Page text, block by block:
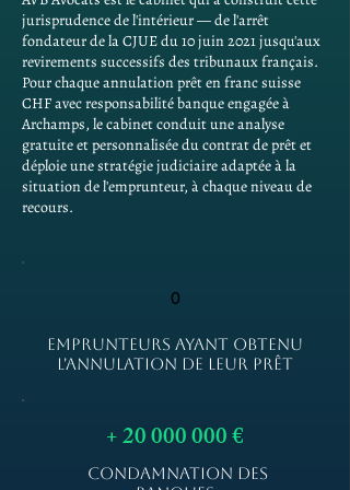
jurisprudence de l'intérieur — de l'arrêt
fondateur de la CJUE du 10 juin 2021 jusqu'aux
revirements successifs des tribunaux français.
Pour chaque annulation prêt en franc suisse
CHF avec responsabilité banque engagée à
Archamps, le cabinet conduit une analyse
gratuite et personnalisée du contrat de prêt et
déploie une stratégie judiciaire adaptée à la
situation de l'emprunteur, à chaque niveau de
recours.
0
EMPRUNTEURS AYANT OBTENU
L'ANNULATION DE LEUR PRÊT
+20 000 000€
CONDAMNATION DES